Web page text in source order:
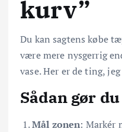
kurv”
Du kan sagtens købe
være mere nysgerrig
vase. Her er de ting,
Sådan gør
Mål zonen: Markér